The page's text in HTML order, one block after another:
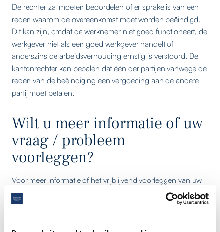
De rechter zal moeten beoordelen of er sprake is van een
reden waarom de overeenkomst moet worden beëindigd.
Dit kan zijn, omdat de werknemer niet goed functioneert, de
werkgever niet als een goed werkgever handelt of
anderszins de arbeidsverhouding ernstig is verstoord. De
kantonrechter kan bepalen dat één der partijen vanwege de
reden van de beëindiging een vergoeding aan de andere
partij moet betalen.
Wilt u meer informatie of uw
vraag / probleem
voorleggen?
Voor meer informatie of het vrijblijvend voorleggen van uw
vraag / probleem op het gebied van arbeidsrecht, neemt u
rechtstreeks
op met een gespecialiseerde